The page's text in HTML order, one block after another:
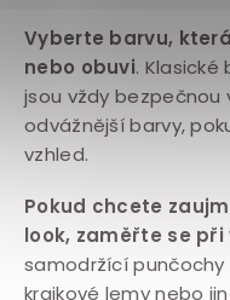
Vyberte barvu,
nebo obuvi.
jsou vždy
odvážnější barvy,
vzhled.
Pokud chcete
look, zaměřte se
samodržící punčochy
krajkové lemy nebo